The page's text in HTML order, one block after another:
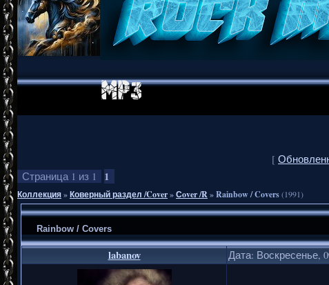
[
Страница 1 из 1 1
Коллекция»Коверный раздел /Cover»Сover /R»Rainbow / Covers(1991)
Rainbow / Covers
labanov Дата: Воскресенье,